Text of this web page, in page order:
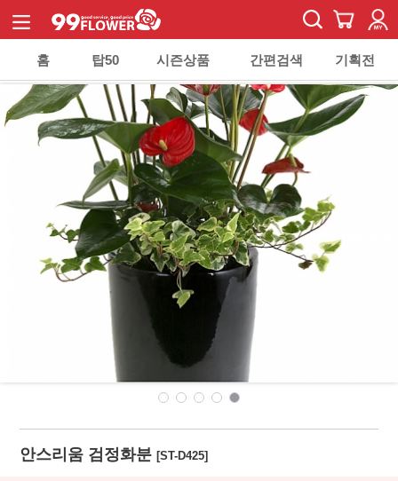
홈 탑50 시즌상품 간편검색 기획전
안스리움 검정화분[ST-D425]